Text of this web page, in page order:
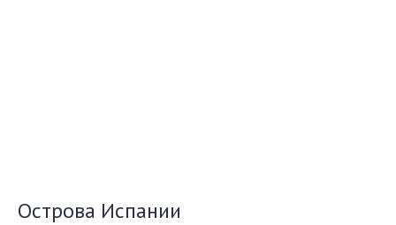
Острова Испании